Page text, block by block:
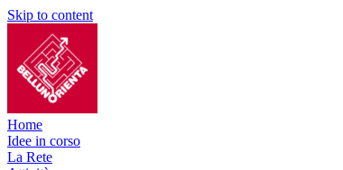
Skip to content
Home
Idee in corso
La Rete